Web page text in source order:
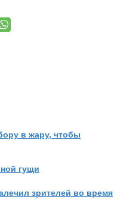
в жару, чтобы
гущи
зрителей во время